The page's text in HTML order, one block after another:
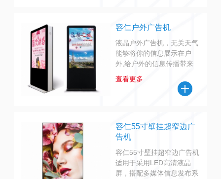
等领域。
容仁户外广告机
液晶户外广告机，无关天气
能够将你的信息展示在户
外,给户外的信息传播带来
良好的视觉和听觉享受。可
以广泛应用到户外广告播
放、户外公共信息发布、户
查看更多
容仁55寸壁挂超窄边广
告机
容仁55寸壁挂超窄边广告机
适用于采用LED高清液晶
屏，搭配多媒体信息发布系